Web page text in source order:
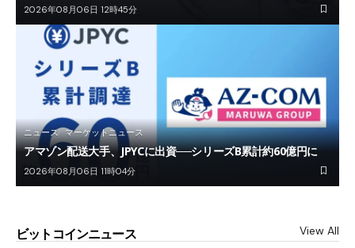
2026年08月06日 12時45分
ニュース マーケットニュース
アマゾン配送大手、JPYCに出資──シリーズB累計約60億円に
2026年08月06日 11時04分
ビットコインニュース View All